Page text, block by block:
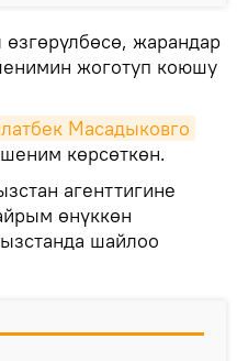
жарандар
жоготуп коюшу
Масадыковго
көрсөткөн.
агенттигине
өнүккөн
шайлоо